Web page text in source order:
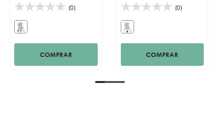
(0)
COMPRAR
(0)
COMPRAR